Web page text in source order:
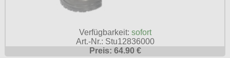
Verfügbarkeit: sofort
Art.-Nr.: Stu12836000
Preis: 64.90 €